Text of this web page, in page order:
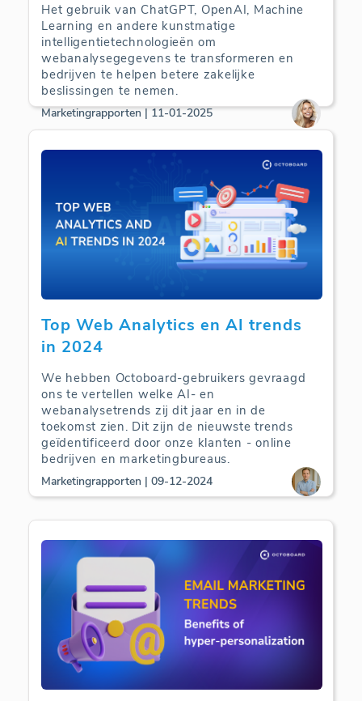
Het gebruik van ChatGPT, OpenAI, Machine
Learning en andere kunstmatige
intelligentietechnologieën om
webanalysegegevens te transformeren en
bedrijven te helpen betere zakelijke
beslissingen te nemen.
Marketingrapporten | 11-01-2025
Top Web Analytics en AI trends
in 2024
We hebben Octoboard-gebruikers gevraagd
ons te vertellen welke AI- en
webanalysetrends zij dit jaar en in de
toekomst zien. Dit zijn de nieuwste trends
geïdentificeerd door onze klanten - online
bedrijven en marketingbureaus.
Marketingrapporten | 09-12-2024